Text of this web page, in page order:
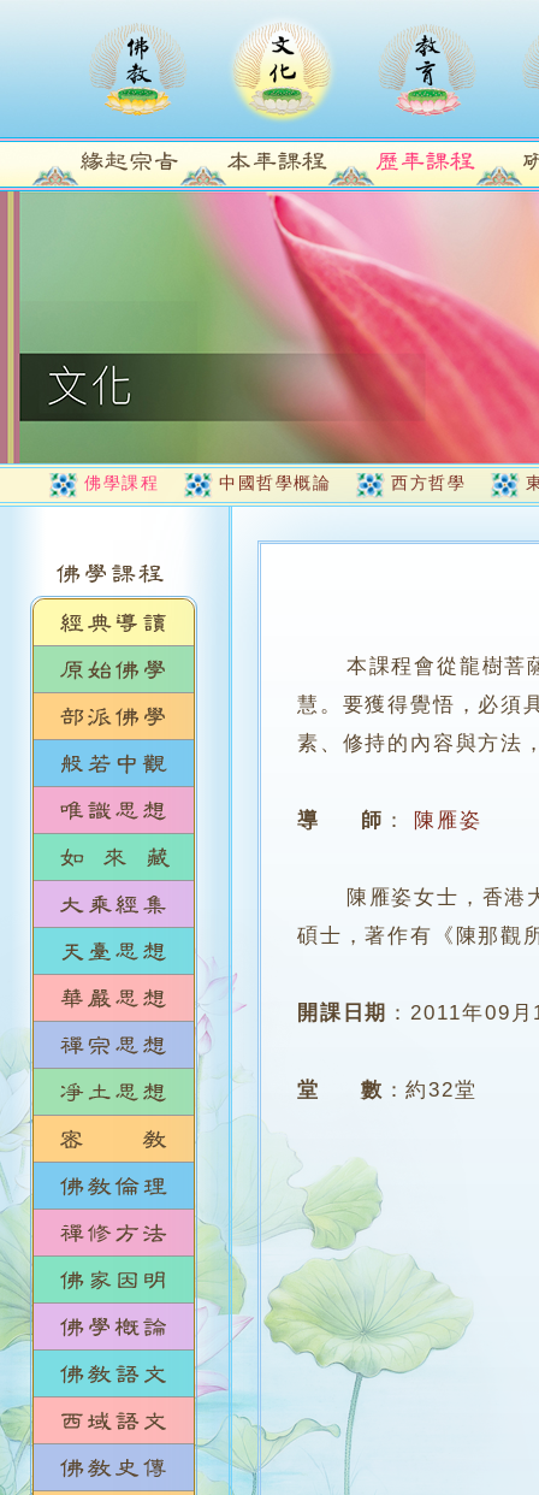
佛學課程 中國哲學概論 西方哲學
本課程會從龍樹菩
慧。要獲得覺悟，必須
素、修持的內容與方法
導 師 ： 陳雁姿
陳雁姿女士，香港大
碩士，著作有《陳那觀
開課日期 ：2011年09月
堂 數 ：約32堂